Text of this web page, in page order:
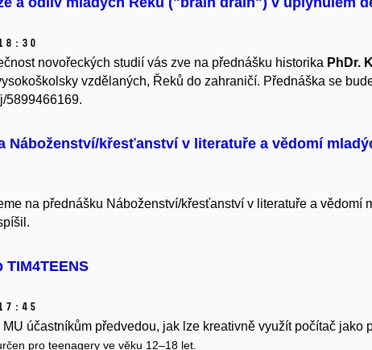
novořeckých studií vás zve na přednášku historika PhDr.
vzdělaných, Řeků do zahraničí. Přednáška se
5899466169.
Náboženství/křesťanství v literatuře a vědomí
na přednášku Náboženství/křesťanství v literatuře a
MU účastníkům předvedou, jak lze kreativně využít počítač jako
čen pro teenagery ve věku 12–18 let.